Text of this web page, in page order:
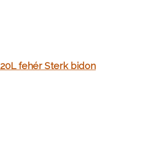
fehér Sterk bidon